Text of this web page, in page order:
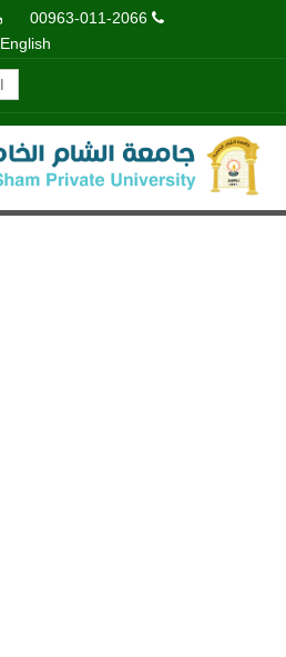
00963-011-2066
English